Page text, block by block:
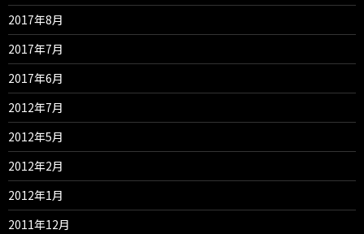
2017年8月
2017年7月
2017年6月
2012年7月
2012年5月
2012年2月
2012年1月
2011年12月